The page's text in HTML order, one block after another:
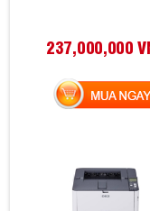
237,000,000
MUA NGAY